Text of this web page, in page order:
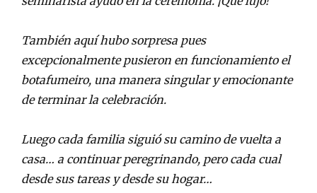
También aquí hubo sorpresa pues
excepcionalmente pusieron en funcionamiento el
botafumeiro, una manera singular y emocionante
de terminar la celebración.
Luego cada familia siguió su camino de vuelta a
casa… a continuar peregrinando, pero cada cual
desde sus tareas y desde su hogar…